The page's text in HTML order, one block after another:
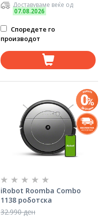
Доставуваме веќе од
07.08.2026
Споредете го
производот
iRobot Roomba Combo
1138 роботска
правосмукалка
32.990 ден